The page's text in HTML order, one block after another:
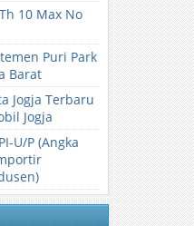
10 Max No
Puri Park
Barat
Jogja Terbaru
Jogja
U/P (Angka